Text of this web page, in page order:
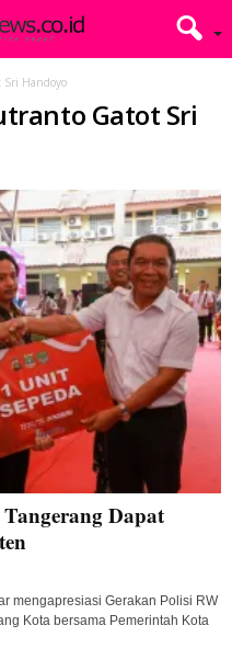
Handoyo
Gatot Sri
Dapat
mengapresiasi Gerakan Polisi RW
Kota bersama Pemerintah Kota